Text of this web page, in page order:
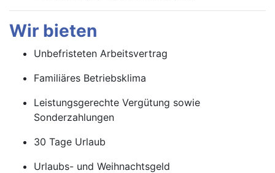
Wir bieten
Unbefristeten Arbeitsvertrag
Familiäres Betriebsklima
Leistungsgerechte Vergütung sowie
Sonderzahlungen
30 Tage Urlaub
Urlaubs- und Weihnachtsgeld